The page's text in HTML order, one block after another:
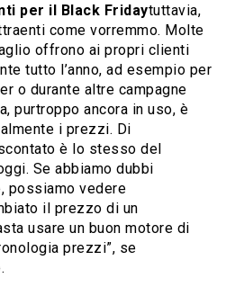
per il Black Fridaytuttavia,
come vorremmo. Molte
offrono ai propri clienti
tutto l’anno, ad esempio per
o durante altre campagne
purtroppo ancora in uso, è
i prezzi. Di
è lo stesso del
Se abbiamo dubbi
possiamo vedere
il prezzo di un
usare un buon motore di
prezzi”, se